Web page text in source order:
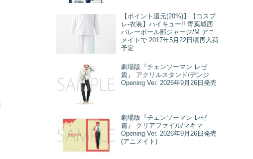
【ポイント還元(20%)】【コスプ
レ-衣装】ハイキュー!! 青葉城西
バレーボール部ジャージ/M アニ
メイトで 2017年5月22日頃再入荷
予定
劇場版『チェンソーマン レゼ
篇』 アクリルスタンド/デンジ
Opening Ver. 2026年9月26日発売
劇場版『チェンソーマン レゼ
篇』 クリアファイル/マキマ
Opening Ver. 2026年9月26日発売
(アニメイト)